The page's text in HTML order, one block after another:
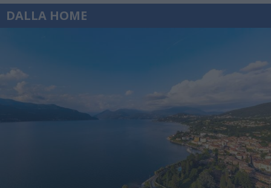
DALLA HOME